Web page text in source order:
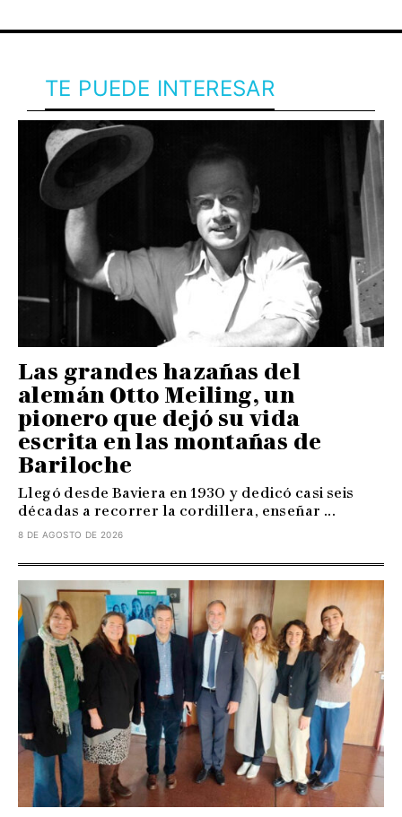
TE PUEDE INTERESAR
Las grandes hazañas del
alemán Otto Meiling, un
pionero que dejó su vida
escrita en las montañas de
Bariloche
Llegó desde Baviera en 1930 y dedicó casi seis
décadas a recorrer la cordillera, enseñar ...
8 DE AGOSTO DE 2026